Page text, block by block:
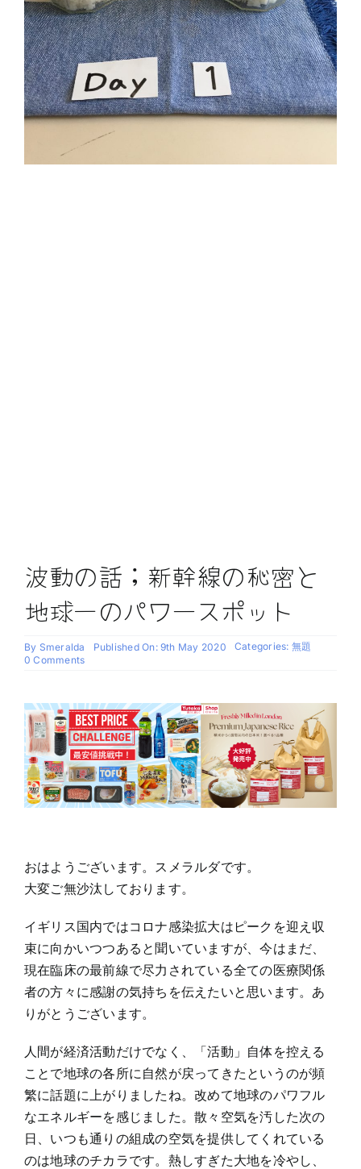
波動の話；新幹線の秘密と
地球一のパワースポット
By Smeralda Published On: 9th May 2020 Categories: 無題
0 Commentson
話；
新
幹
線
の
秘
密
と
の
パ
ワ
ス
ポ
ッ
おはようございます。スメラルダです。
大変ご無沙汰しております。
イギリス国内ではコロナ感染拡大はピークを迎え収
束に向かいつつあると聞いていますが、今はまだ、
現在臨床の最前線で尽力されている全ての医療関係
者の方々に感謝の気持ちを伝えたいと思います。あ
りがとうございます。
人間が経済活動だけでなく、「活動」自体を控える
ことで地球の各所に自然が戻ってきたというのが頻
繁に話題に上がりましたね。改めて地球のパワフル
なエネルギーを感じました。散々空気を汚した次の
日、いつも通りの組成の空気を提供してくれている
のは地球のチカラです。熱しすぎた大地を冷やし、